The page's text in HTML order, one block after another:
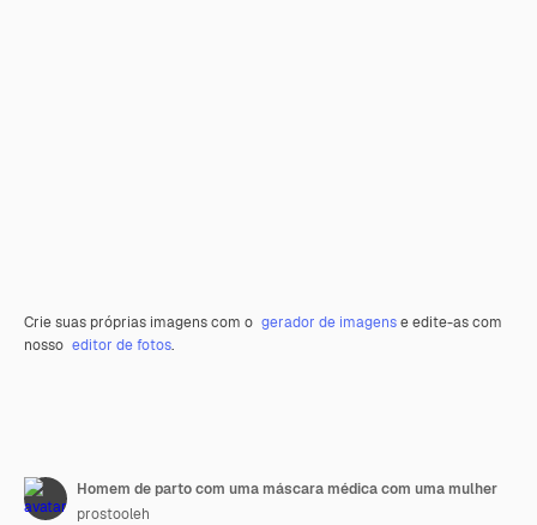
Crie suas próprias imagens com o gerador de imagense edite-as com
nosso editor de fotos.
Homem de parto com uma máscara médica com uma mulher
prostooleh